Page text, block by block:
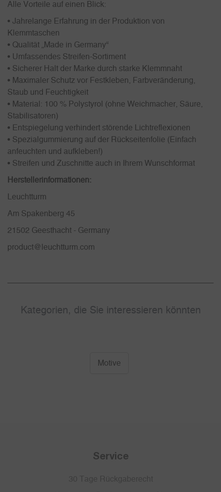
Alle Vorteile auf einen Blick:
• Jahrelange Erfahrung in der Produktion von
Klemmtaschen
• Qualität „Made in Germany“
• Umfassendes Streifen-Sortiment
• Sicherer Halt der Marke durch starke Klemmnaht
• Maximaler Schutz vor Festkleben, Farbveränderung,
Staub und Feuchtigkeit
• Material: 100 % Polystyrol (ohne Weichmacher, Säure,
Stabilisatoren)
• Entspiegelung verhindert störende Lichtreflexionen
• Spezialgummierung auf der Rückseitenfolie (Einfach
anfeuchten und aufkleben!)
• Streifen und Zuschnitte auch in Ihrem Wunschformat
Herstellerinformationen:
Leuchtturm
Am Spakenberg 45
21502 Geesthacht - Germany
product@leuchtturm.com
Kategorien, die Sie interessieren könnten
Motive
Service